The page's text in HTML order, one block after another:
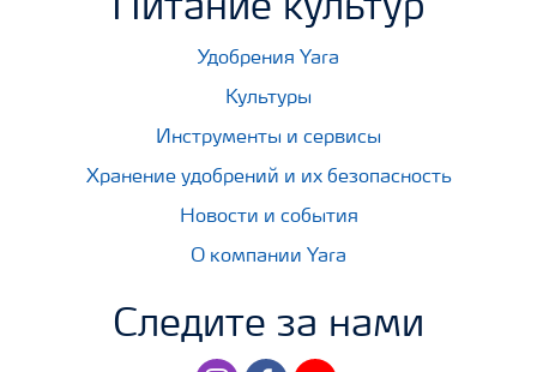
Питание культур
Удобрения Yara
Культуры
Инструменты и сервисы
Хранение удобрений и их безопасность
Новости и события
О компании Yara
Следите за нами